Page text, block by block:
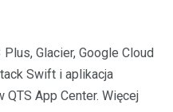
Glacier, Google Cloud
Swift i aplikacja
App Center. Więcej